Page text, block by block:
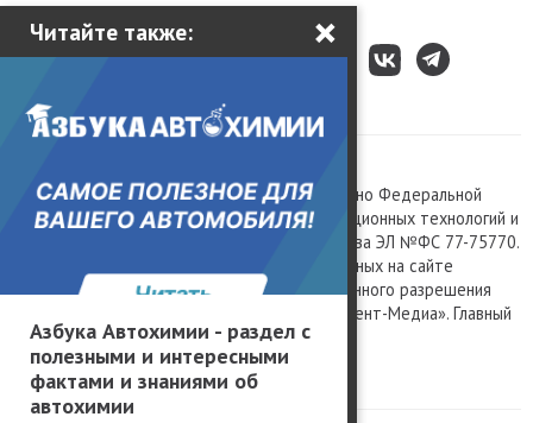
Читайте также: ×
Азбука Автохимии - раздел с
полезными и интересными
фактами и знаниями об
автохимии
Сетевое издание «Kolesa.ru», зарегистрировано Федеральной
службой по надзору в сфере связи, информационных технологий и
массовых коммуникаций, номер свидетельства ЭЛ №ФС 77-75770.
Любое использование материалов, размещенных на сайте
www.kolesa.ru, допускается только с письменного разрешения
правообладателя. Учредитель ООО «Президент-Медиа». Главный
редактор Баландин М.А. 0+
Политика конфиденциальности